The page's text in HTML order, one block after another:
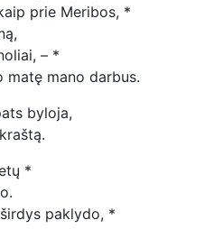
prie Meribos, *
– *
matę mano darbus.
byloja,
*
paklydo, *